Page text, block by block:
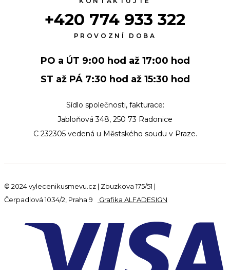
+420 774 933 322
PROVOZNÍ DOBA
PO a ÚT 9:00 hod až 17:00 hod
ST až PÁ 7:30 hod až 15:30 hod
Sídlo společnosti, fakturace:
Jabloňová 348, 250 73 Radonice
C 232305 vedená u Městského soudu v Praze.
© 2024 vylecenikusmevu.cz | Zbuzkova 175/51 |
Čerpadlová 1034/2, Praha 9
Grafika ALFADESIGN